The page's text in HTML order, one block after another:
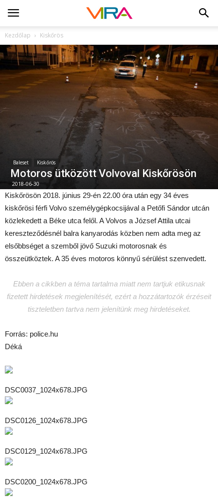
Kezdőlap Kiskőrös
Baleset Kiskőrös
Motoros ütközött Volvoval Kiskőrösön
2018-06-30
Kiskőrösön 2018. június 29-én 22.00 óra után egy 34 éves
kiskőrösi férfi Volvo személygépkocsijával a Petőfi Sándor utcán
közlekedett a Béke utca felől. A Volvos a József Attila utcai
kereszteződésnél balra kanyarodás közben nem adta meg az
elsőbbséget a szemből jövő Suzuki motorosnak és
összeütköztek. A 35 éves motoros könnyű sérülést szenvedett.
Ebben a cikkben a téma tartalma miatt nem tartjuk etikusnak
fizetett hirdetések megjelenítését, ezért a hozzátartozók érzéseit
tiszteletben tartva nem jelenítünk meg hirdetéseket.
Forrás: police.hu
Déká
DSC0037_1024x678.JPG
DSC0126_1024x678.JPG
DSC0129_1024x678.JPG
DSC0200_1024x678.JPG